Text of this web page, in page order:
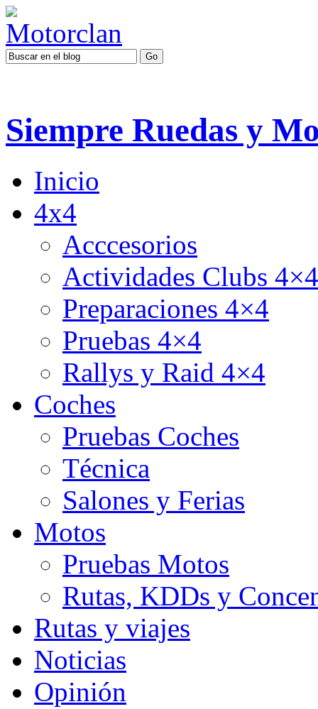
Siempre Ruedas y
Inicio
4x4
Acccesorios
Actividades Clubs 4×4
Preparaciones 4×4
Pruebas 4×4
Rallys y Raid 4×4
Coches
Pruebas Coches
Técnica
Salones y Ferias
Motos
Pruebas Motos
Rutas, KDDs y
Rutas y viajes
Noticias
Opinión